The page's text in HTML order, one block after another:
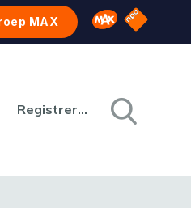
MAX Omroep MAX
NPO
Registreren